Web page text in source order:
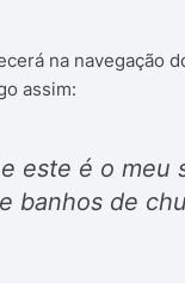
na navegação
assim:
este é o meu
banhos de